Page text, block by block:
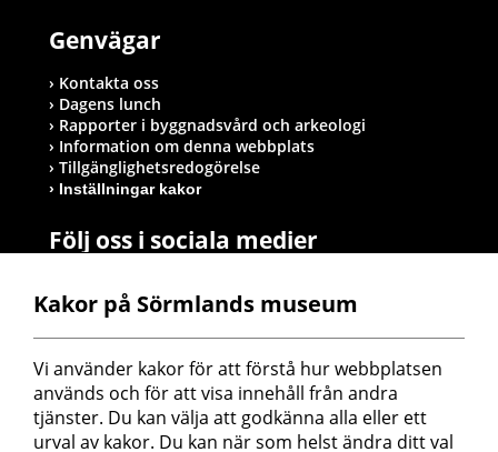
Genvägar
Kontakta oss
Dagens lunch
Rapporter i byggnadsvård och arkeologi
Information om denna webbplats
Tillgänglighetsredogörelse
Inställningar kakor
Följ oss i sociala medier
Postadress
Sörmlands museum
Box 314
611 26 Nyköping
Kakor på Sörmlands museum
Vi använder kakor för att förstå hur webbplatsen
används och för att visa innehåll från andra
tjänster. Du kan välja att godkänna alla eller ett
urval av kakor. Du kan när som helst ändra ditt val